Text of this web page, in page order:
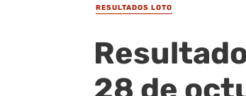
RESULTADOS LOTO